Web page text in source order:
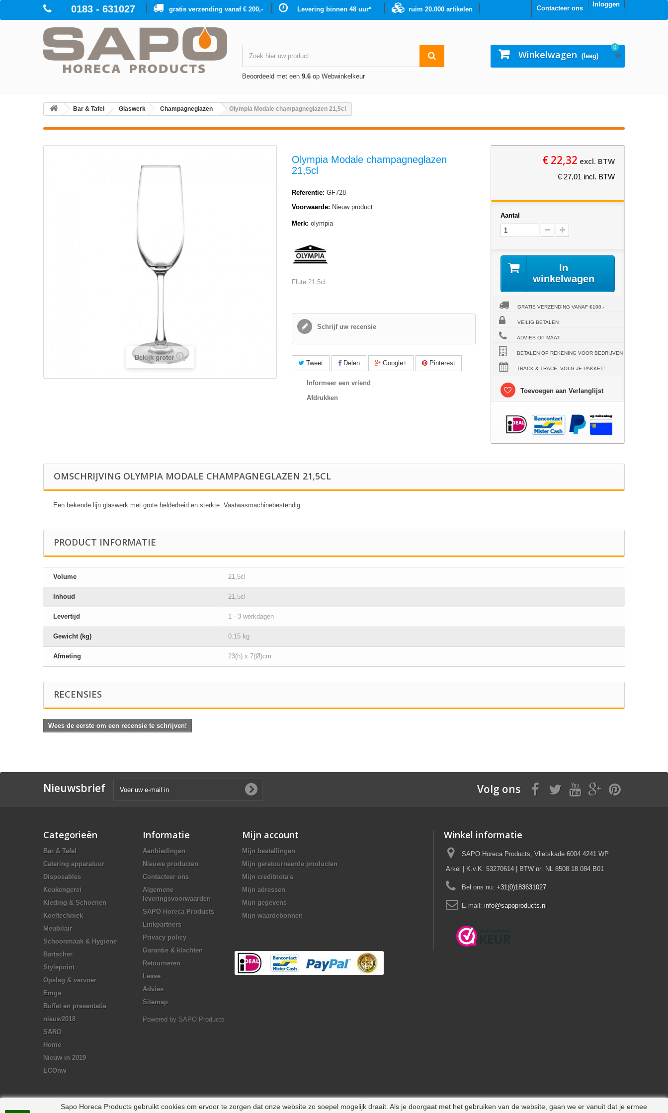
Inloggen
Contacteer ons
0183 - 631027 ruim 20.000 artikelen
Levering binnen 48 uur*
gratis verzending vanaf € 200,-
Beoordeeld met een 9.6op Webwinkelkeur
Winkelwagen (leeg)
0
Bar & Tafel Glaswerk Champagneglazen Olympia Modale champagneglazen 21,5cl
Bekijk groter
Olympia Modale champagneglazen
21,5cl
Referentie: GF728
Voorwaarde: Nieuw product
Merk: olympia
Flute 21,5cl.
Schrijf uw recensie
Tweet Delen Google+ Pinterest
Informeer een vriend
Afdrukken
€ 22,32 excl. BTW
€ 27,01 incl. BTW
Aantal
In
winkelwagen
GRATIS VERZENDING VANAF €100,-
VEILIG BETALEN
ADVIES OP MAAT
BETALEN OP REKENING VOOR BEDRIJVEN
TRACK & TRACE, VOLG JE PAKKET!
Toevoegen aan Verlanglijst
OMSCHRIJVING OLYMPIA MODALE CHAMPAGNEGLAZEN 21,5CL
Een bekende lijn glaswerk met grote helderheid en sterkte. Vaatwasmachinebestendig.
PRODUCT INFORMATIE
Volume 21,5cl
Inhoud 21,5cl
Levertijd 1 - 3 werkdagen
Gewicht (kg) 0.15 kg
Afmeting 23(h) x 7(Ø)cm
RECENSIES
Wees de eerste om een recensie te schrijven!
Nieuwsbrief Volg ons
Categorieën
Bar & Tafel
Catering apparatuur
Disposables
Keukengerei
Kleding & Schoenen
Koeltechniek
Meubilair
Schoonmaak & Hygiene
Bartscher
Stylepoint
Opslag & vervoer
Emga
Buffet en presentatie
nieuw2018
SARO
Home
Nieuw in 2019
ECOnw
Informatie
Aanbiedingen
Nieuwe producten
Contacteer ons
Algemene
leveringsvoorwaarden
SAPO Horeca Products
Linkpartners
Privacy policy
Garantie & klachten
Retourneren
Lease
Advies
Sitemap
Powered by SAPO Products
Mijn account
Mijn bestellingen
Mijn geretourneerde producten
Mijn creditnota's
Mijn adressen
Mijn gegevens
Mijn waardebonnen
Winkel informatie
SAPO Horeca Products, Vlietskade 6004 4241 WP
Arkel | K.v.K. 53270614 | BTW nr: NL 8508.18.084.B01
Bel ons nu: +31(0)183631027
E-mail: info@sapoproducts.nl
Sapo Horeca Products gebruikt cookies om ervoor te zorgen dat onze website zo soepel mogelijk draait. Als je doorgaat met het gebruiken van de website, gaan we er vanuit dat je ermee